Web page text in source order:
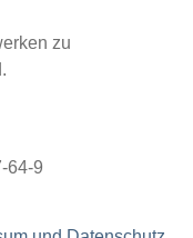
zu
64-9